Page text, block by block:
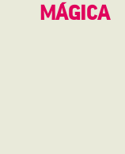
MÁGICA